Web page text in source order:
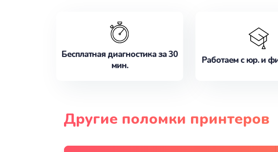
Бесплатная диагностика за 30
мин.
Работаем с юр. и
Другие поломки принтеров